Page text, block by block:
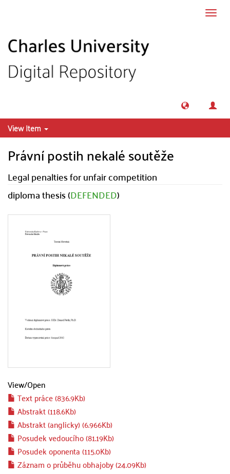
View Item
Právní postih nekalé soutěže
Legal penalties for unfair competition
diploma thesis (DEFENDED)
View/Open
Text práce (836.9Kb)
Abstrakt (118.6Kb)
Abstrakt (anglicky) (6.966Kb)
Posudek vedoucího (81.19Kb)
Posudek oponenta (115.0Kb)
Záznam o průběhu obhajoby (24.09Kb)